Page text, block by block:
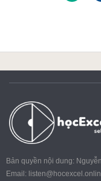
Google
Bản quyền nội dung:
Email: